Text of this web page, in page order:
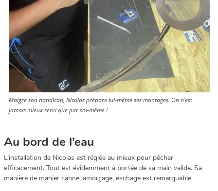
Malgré son handicap, Nicolas prépare lui-même ses montages. On n’est
jamais mieux servi que par soi-même !
Au bord de l’eau
L’installation de Nicolas est réglée au mieux pour pêcher
efficacement. Tout est évidemment à portée de sa main valide. Sa
manière de manier canne, amorçage, eschage est remarquable.